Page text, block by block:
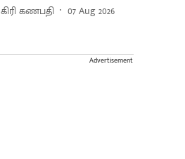
கிரி கணபதி 07 Aug 2026
Advertisement